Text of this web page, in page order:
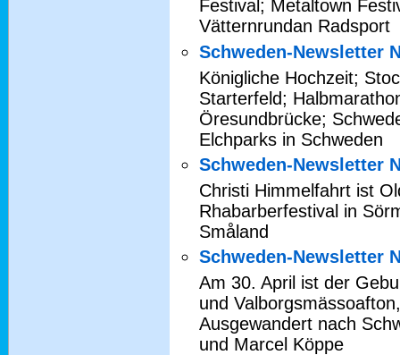
Festival; Metaltown
Vätternrundan Radsport
Schweden-Newsletter
Königliche Hochzeit;
Starterfeld;
Öresundbrücke;
Elchparks in Schweden
Schweden-Newsletter
Christi Himmelfahrt ist
Rhabarberfestival in
Småland
Schweden-Newsletter
Am 30. April ist der
und
Ausgewandert nach
und Marcel Köppe